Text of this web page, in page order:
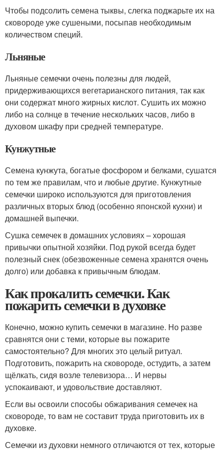
Чтобы подсолить семена тыквы, слегка поджарьте их на
сковороде уже сушеными, посыпав необходимым
количеством специй.
Льняные
Льняные семечки очень полезны для людей,
придерживающихся вегетарианского питания, так как
они содержат много жирных кислот. Сушить их можно
либо на солнце в течение нескольких часов, либо в
духовом шкафу при средней температуре.
Кунжутные
Семена кунжута, богатые фосфором и белками, сушатся
по тем же правилам, что и любые другие. Кунжутные
семечки широко используются для приготовления
различных вторых блюд (особенно японской кухни) и
домашней выпечки.
Сушка семечек в домашних условиях – хорошая
привычки опытной хозяйки. Под рукой всегда будет
полезный снек (обезвоженные семена хранятся очень
долго) или добавка к привычным блюдам.
Как прокалить семечки. Как
пожарить семечки в духовке
Конечно, можно купить семечки в магазине. Но разве
сравнятся они с теми, которые вы пожарите
самостоятельно? Для многих это целый ритуал.
Подготовить, пожарить на сковороде, остудить, а затем
щёлкать, сидя возле телевизора… И нервы
успокаивают, и удовольствие доставляют.
Если вы освоили способы обжаривания семечек на
сковороде, то вам не составит труда приготовить их в
духовке.
Семечки из духовки немного отличаются от тех, которые